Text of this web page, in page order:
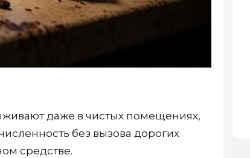
даже в чистых помещениях,
без вызова дорогих
средстве.